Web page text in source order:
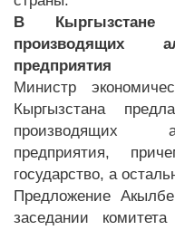
В
производящих
предприятия
Министр
Кыргызстана
производящих
предприятия,
государство, а
Предложение
заседании